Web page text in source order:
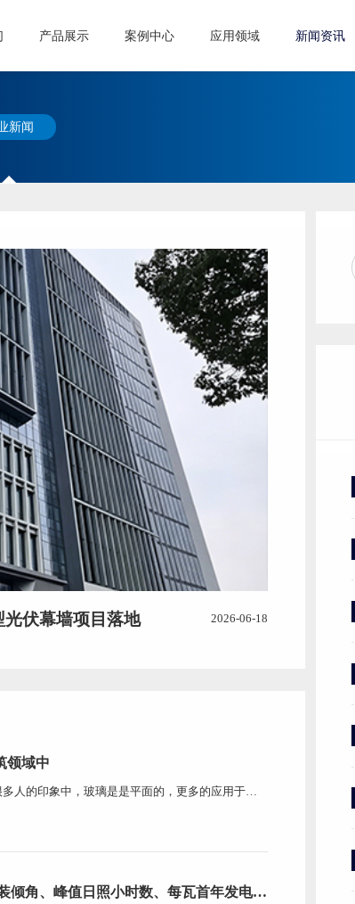
产品展示 案例中心 应用领域 新闻资讯
新闻
伏幕墙项目落地 2026-06-18
领域中
人的印象中，玻璃是是平面的，更多的应用于门
倾角、峰值日照小时数、每瓦首年发电